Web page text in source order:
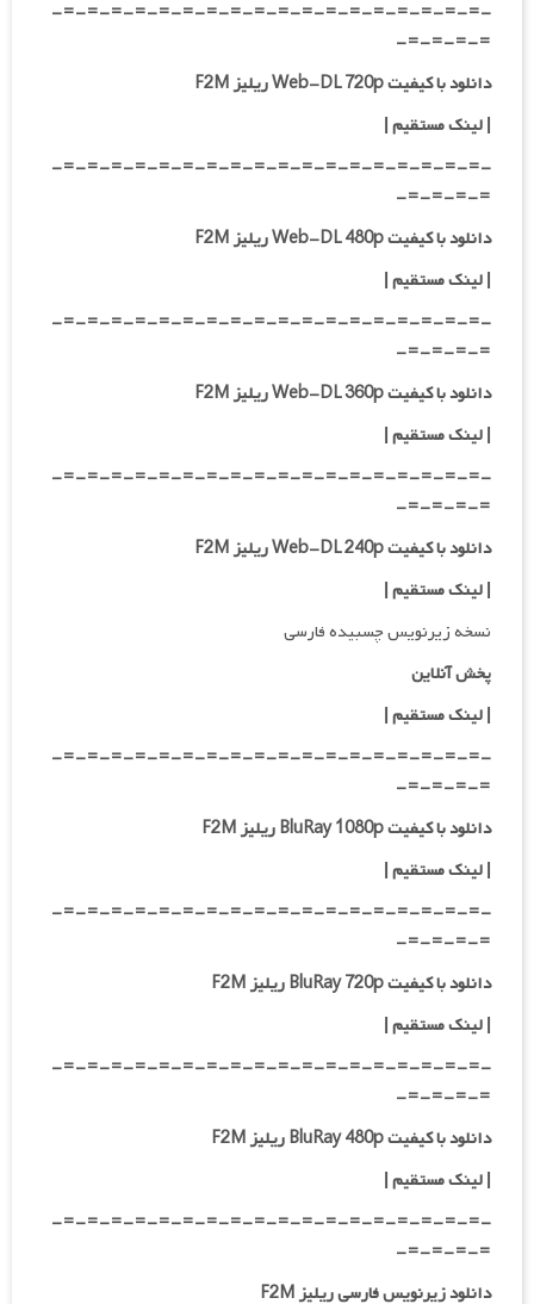
-=-=-=-=-=-=-=-=-=-=-=-=-=-=-=-=-=-=-
=-=-=-=-
دانلود با کیفیت Web-DL 720p ریلیز F2M
|لینک مستقیم|
-=-=-=-=-=-=-=-=-=-=-=-=-=-=-=-=-=-=-
=-=-=-=-
دانلود با کیفیت Web-DL 480p ریلیز F2M
|لینک مستقیم|
-=-=-=-=-=-=-=-=-=-=-=-=-=-=-=-=-=-=-
=-=-=-=-
دانلود با کیفیت Web-DL 360p ریلیز F2M
| لینک مستقیم|
-=-=-=-=-=-=-=-=-=-=-=-=-=-=-=-=-=-=-
=-=-=-=-
دانلود با کیفیت Web-DL 240p ریلیز F2M
| لینک مستقیم|
نسخه زیرنویس چسبیده فارسی
پخش آنلاین
| لینک مستقیم|
-=-=-=-=-=-=-=-=-=-=-=-=-=-=-=-=-=-=-
=-=-=-=-
دانلود با کیفیت BluRay 1080p ریلیز F2M
|لینک مستقیم|
-=-=-=-=-=-=-=-=-=-=-=-=-=-=-=-=-=-=-
=-=-=-=-
دانلود با کیفیت BluRay 720p ریلیز F2M
| لینک مستقیم|
-=-=-=-=-=-=-=-=-=-=-=-=-=-=-=-=-=-=-
=-=-=-=-
دانلود با کیفیت BluRay 480p ریلیز F2M
| لینک مستقیم|
-=-=-=-=-=-=-=-=-=-=-=-=-=-=-=-=-=-=-
=-=-=-=-
دانلود زیرنویس فارسی ریلیز F2M